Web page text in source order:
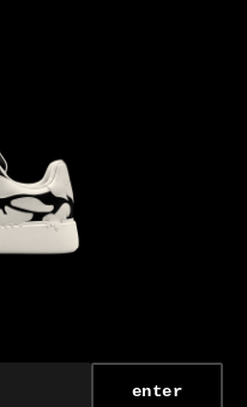
enter